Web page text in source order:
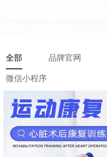
全部 品牌官网
微信小程序